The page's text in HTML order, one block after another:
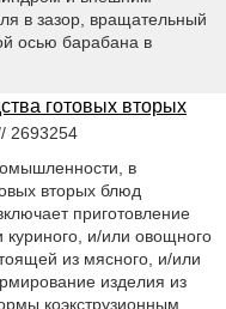
в зазор, вращательный
осью барабана в
готовых вторых
2693254
в
вторых блюд
приготовление
куриного, и/или овощного
из мясного, и/или
изделия из
коэкструзионным